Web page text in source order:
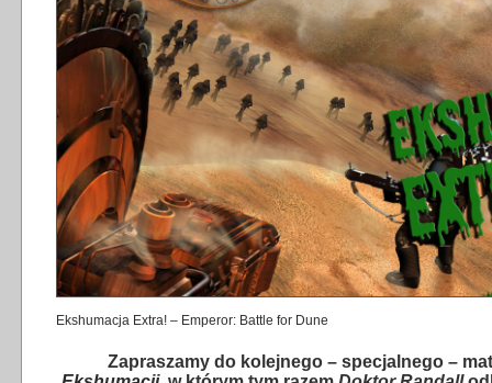
Ekshumacja Extra! – Emperor: Battle for Dune
Zapraszamy do kolejnego – specjalnego –